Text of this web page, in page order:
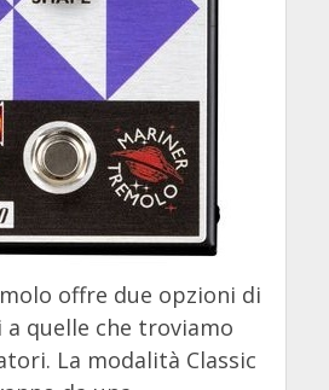
offre due opzioni di
quelle che troviamo
La modalità Classic